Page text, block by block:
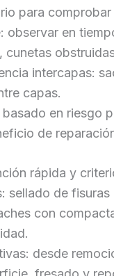
para
observar en
cunetas
intercapas:
capas.
en riesgo
de
rápida y
sellado de
con
desde